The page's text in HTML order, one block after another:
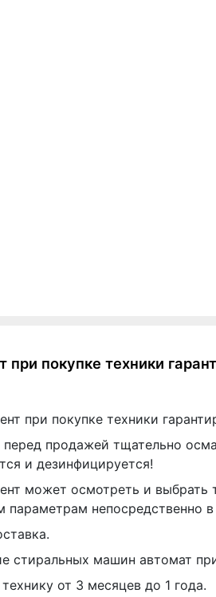
покупке техники
при покупке техники
перед продажей тщательно
и дезинфицируется!
может осмотреть и выбрать
параметрам непосредственно
стиральных машин автомат
от 3 месяцев до 1 года.